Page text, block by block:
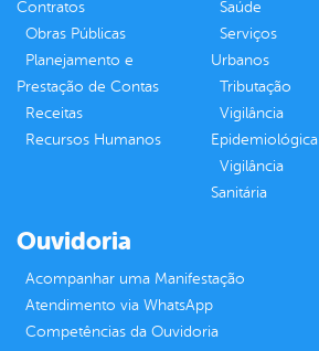
Contratos
Obras Públicas
Planejamento e
Prestação de Contas
Receitas
Recursos Humanos
Saúde
Serviços
Urbanos
Tributação
Vigilância
Epidemiológica
Vigilância
Sanitária
Ouvidoria
Acompanhar uma Manifestação
Atendimento via WhatsApp
Competências da Ouvidoria